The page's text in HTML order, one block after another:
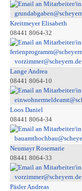
Kreitmeyer Elisabeth
08441 8064-32
Lange Andrea
08441 8064-10
Loos Daniel
08441 8064-34
Neumayr Rosemarie
08441 8064-33
vorzimmer@scheyern.de
Päsler Andreas